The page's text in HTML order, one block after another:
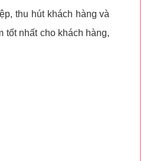
thu hút khách hàng và
tốt nhất cho khách hàng,